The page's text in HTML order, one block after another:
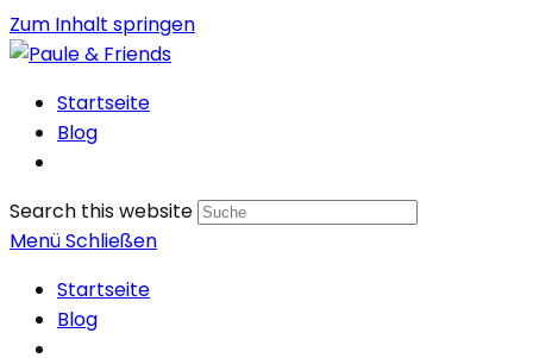
Zum Inhalt springen
Startseite
Blog
Search this website
MenüSchließen
Startseite
Blog